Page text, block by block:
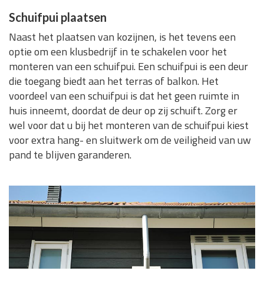
Schuifpui plaatsen
Naast het plaatsen van kozijnen, is het tevens een
optie om een klusbedrijf in te schakelen voor het
monteren van een schuifpui. Een schuifpui is een deur
die toegang biedt aan het terras of balkon. Het
voordeel van een schuifpui is dat het geen ruimte in
huis inneemt, doordat de deur op zij schuift. Zorg er
wel voor dat u bij het monteren van de schuifpui kiest
voor extra hang- en sluitwerk om de veiligheid van uw
pand te blijven garanderen.